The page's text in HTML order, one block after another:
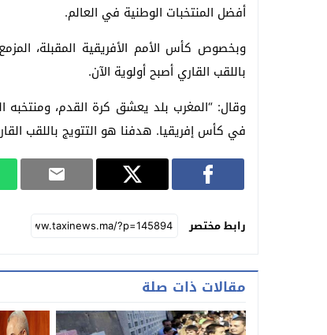
أفضل المنتخبات الوطنية في العالم.
وبخصوص كأس الأمم الأفريقية المقبلة،
باللقب القاري أصبح أولوية الآن.
وقال: “المغرب بلد يعشق كرة القدم، ومنتخبه
في كأس إفريقيا. هدفنا هو التتويج باللقب
رابط مختصر
مقالات ذات صلة